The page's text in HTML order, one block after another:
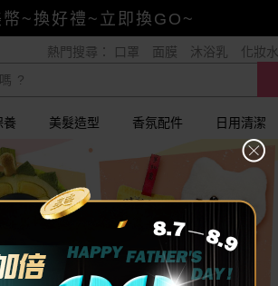
幣~換好禮~立即換GO~
支付~美幣+全點折上折超划算
全館88折爸氣加倍！
熱門搜尋： 口罩 面膜 沐浴乳 化妝水
養 美髮造型 香氛配件 日用清潔